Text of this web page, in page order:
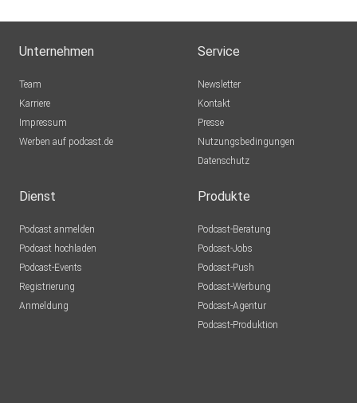
Unternehmen
Team
Karriere
Impressum
Werben auf podcast.de
Service
Newsletter
Kontakt
Presse
Nutzungsbedingungen
Datenschutz
Dienst
Podcast anmelden
Podcast hochladen
Podcast-Events
Registrierung
Anmeldung
Produkte
Podcast-Beratung
Podcast-Jobs
Podcast-Push
Podcast-Werbung
Podcast-Agentur
Podcast-Produktion